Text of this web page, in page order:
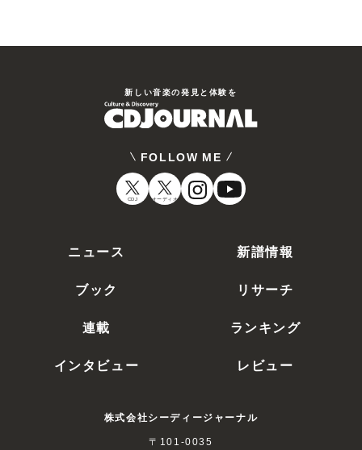
新しい⾳楽の発⾒と体験を
FOLLOW ME
CDJ オーディオ
ニュース
新譜情報
ブック
リサーチ
連載
ランキング
インタビュー
レビュー
株式会社シーディージャーナル
〒101-0035